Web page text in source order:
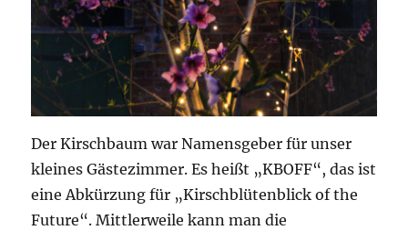
Der Kirschbaum war Namensgeber für unser
kleines Gästezimmer. Es heißt „KBOFF“, das ist
eine Abkürzung für „Kirschblütenblick of the
Future“. Mittlerweile kann man die